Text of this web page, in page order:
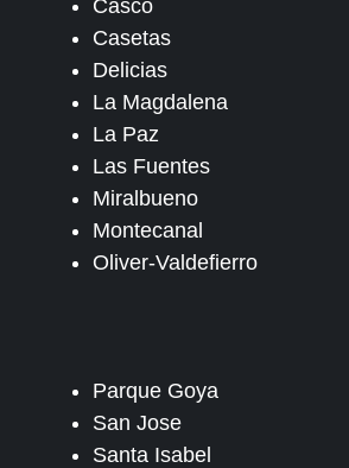
Casco
Casetas
Delicias
La Magdalena
La Paz
Las Fuentes
Miralbueno
Montecanal
Oliver-Valdefierro
Parque Goya
San Jose
Santa Isabel